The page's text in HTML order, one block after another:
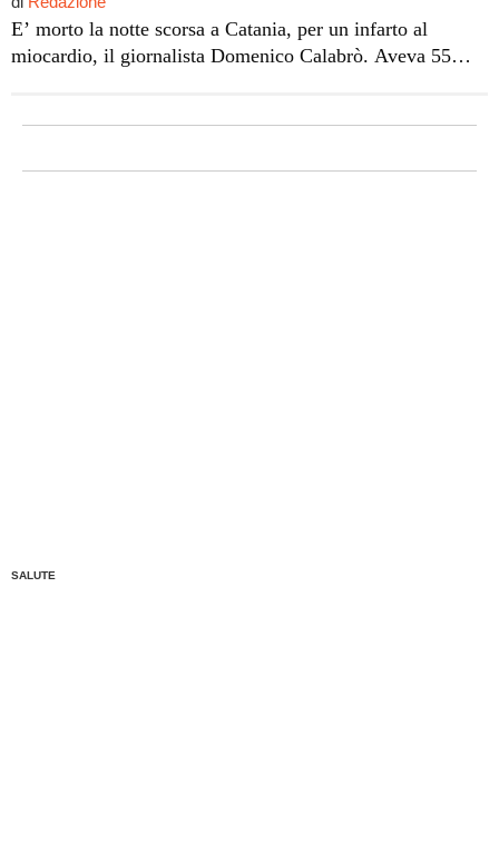
E’ morto la notte scorsa a Catania, per un infarto al
miocardio, il giornalista Domenico Calabrò. Aveva 55
SALUTE